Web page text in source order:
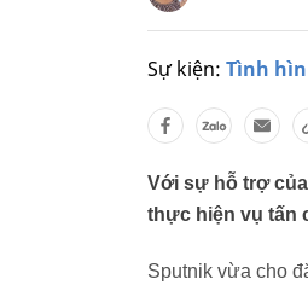
Sự kiện: Tình
Với sự hỗ trợ
thực hiện vụ tấn
Sputnik vừa cho